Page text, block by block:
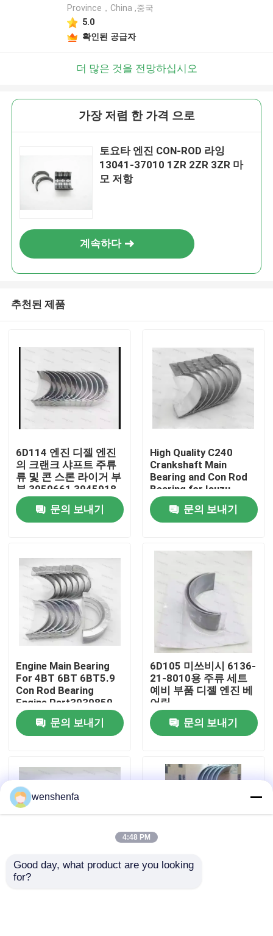
비디오
우리 에 관한 것
공장 투어
품질 관리
저희와 연락
Province，China ,중국
5.0
확인된 공급자
더 많은 것을 전망하십시오
가장 저렴 한 가격 으로
토요타 엔진 CON-ROD 라잉
13041-37010 1ZR 2ZR 3ZR 마
모 저항
계속하다
추천된 제품
6D114 엔진 디젤 엔진
의 크랜크 샤프트 주류
류 및 콘 스론 라이거 부
분 3950661 3945918
문의 보내기
High Quality C240
Crankshaft Main
Bearing and Con Rod
Bearing for Isuzu
Motor Diesel Engine
Part
문의 보내기
Engine Main Bearing
For 4BT 6BT 6BT5.9
Con Rod Bearing
Engine Part3939859
3802070
문의 보내기
6D105 미쓰비시 6136-
21-8010용 주류 세트
예비 부품 디젤 엔진 베
어링
문의 보내기
고품질의 D13 크랜크
wenshenfa
4:48 PM
Good day, what product are you looking
for?